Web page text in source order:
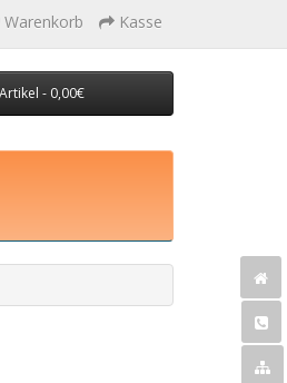
Warenkorb Kasse
- 0,00€